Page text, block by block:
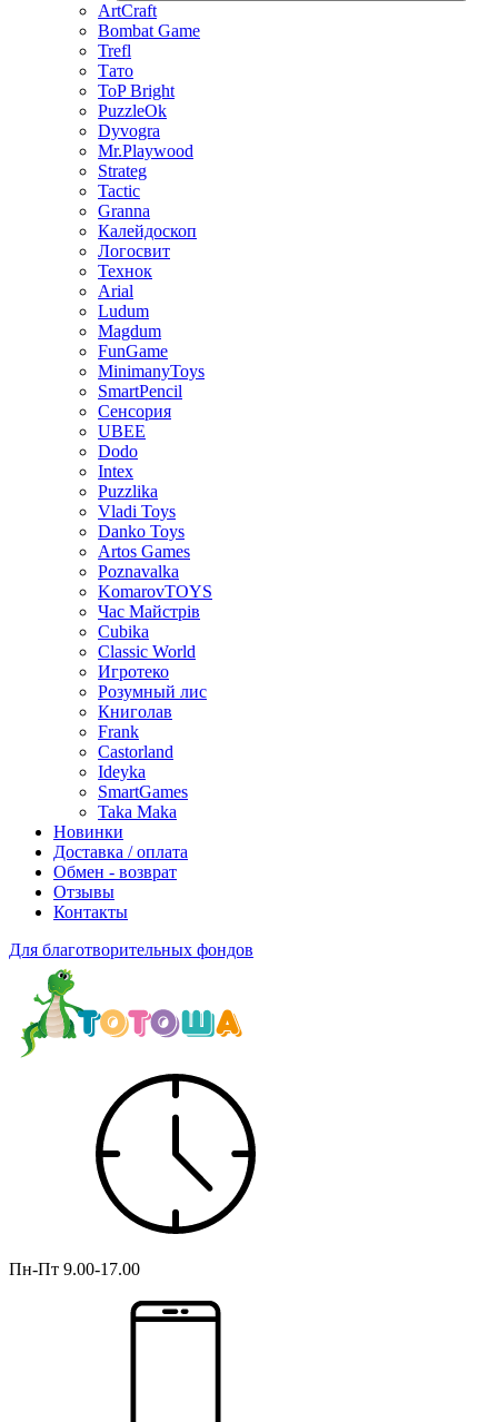
ArtCraft
Bombat Game
Trefl
Тато
ToP Bright
PuzzleOk
Dyvogra
Mr.Playwood
Strateg
Tactic
Granna
Калейдоскоп
Логосвит
Технок
Arial
Ludum
Magdum
FunGame
MinimanyToys
SmartPencil
Сенсория
UBEE
Dodo
Intex
Puzzlika
Vladi Toys
Danko Toys
Artos Games
Poznavalka
KomarovTOYS
Час Майстрів
Cubika
Classic World
Игротеко
Розумный лис
Книголав
Frank
Castorland
Ideyka
SmartGames
Taka Maka
Новинки
Доставка / оплата
Обмен - возврат
Отзывы
Контакты
Для благотворительных фондов
Пн-Пт 9.00-17.00